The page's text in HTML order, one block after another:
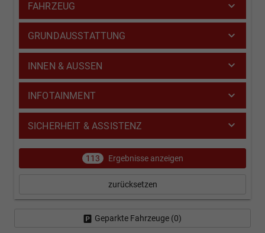
FAHRZEUG
GRUNDAUSSTATTUNG
INNEN & AUSSEN
INFOTAINMENT
SICHERHEIT & ASSISTENZ
113 Ergebnisse anzeigen
zurücksetzen
Geparkte Fahrzeuge (0)